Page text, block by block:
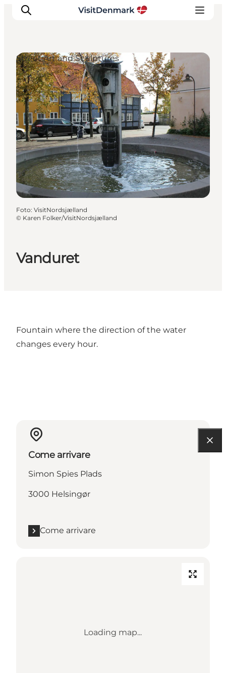
Ispirazioni
Dove andare
Cosa fare
Dove dormire
Pianifica il viaggio
Vanduret
Street Art and Sculptures
Foto: VisitNordsjælland
© Karen Folker/VisitNordsjælland
Fountain where the direction of the water
changes every hour.
Come arrivare
Simon Spies Plads
3000 Helsingør
Come arrivare
Loading map...